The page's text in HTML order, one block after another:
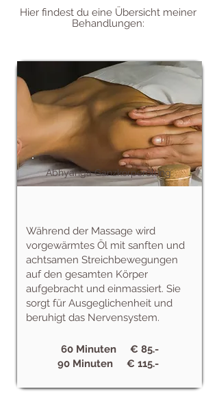
Hier findest du eine Übersicht meiner
Behandlungen:
Abhyanga Ganzkörperölung
​Während der Massage wird
vorgewärmtes Öl mit sanften und
achtsamen Streichbewegungen
auf den gesamten Körper
aufgebracht und einmassiert. Sie
sorgt für Ausgeglichenheit und
beruhigt das Nervensystem.
60 Minuten € 85.-
90 Minuten € 115.-